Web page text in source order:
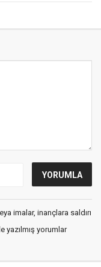
imalar, inançlara saldırı
yazılmış yorumlar